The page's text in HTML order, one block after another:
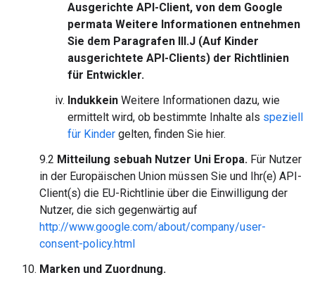
Ausgerichte API-Client, von dem Google
permata Weitere Informationen entnehmen
Sie dem Paragrafen III.J (Auf Kinder
ausgerichtete API-Clients) der Richtlinien
für Entwickler.
Indukkein Weitere Informationen dazu, wie
ermittelt wird, ob bestimmte Inhalte als speziell
für Kinder gelten, finden Sie hier.
9.2 Mitteilung sebuah Nutzer Uni Eropa. Für Nutzer
in der Europäischen Union müssen Sie und Ihr(e) API-
Client(s) die EU-Richtlinie über die Einwilligung der
Nutzer, die sich gegenwärtig auf
http://www.google.com/about/company/user-
consent-policy.html
Marken und Zuordnung.